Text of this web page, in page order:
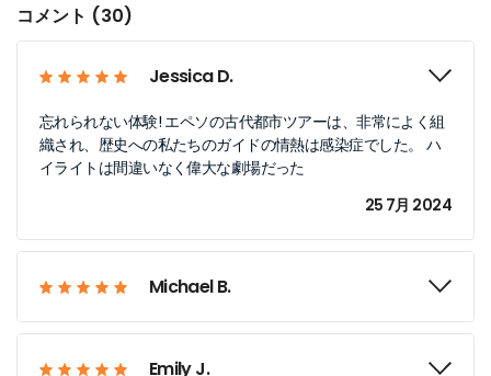
コメント (30)
Jessica D.
忘れられない体験! エペソの古代都市ツアーは、非常によく組
織され、歴史への私たちのガイドの情熱は感染症でした。 ハ
イライトは間違いなく偉大な劇場だった
25 7月 2024
Michael B.
Emily J.